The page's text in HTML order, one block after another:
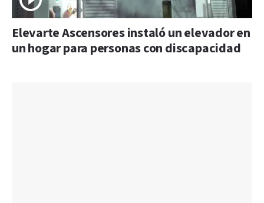
Elevarte Ascensores instaló un elevador en
un hogar para personas con discapacidad